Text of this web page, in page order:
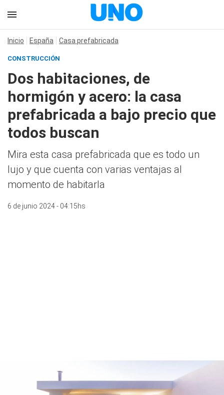
Inicio España Casa prefabricada
CONSTRUCCIÓN
Dos habitaciones, de
hormigón y acero: la casa
prefabricada a bajo precio que
todos buscan
Mira esta casa prefabricada que es todo un
lujo y que cuenta con varias ventajas al
momento de habitarla
6 de junio 2024 - 04:15hs